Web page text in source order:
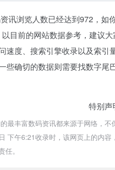
讯浏览人数已经达到972，如
目前的网站数据参考，建议
速度、搜索引擎收录以及索
些确切的数据则需要找数字
特别声
最丰富数码资讯都来源于网络，
下午6:21收录时，该网页上的内
。